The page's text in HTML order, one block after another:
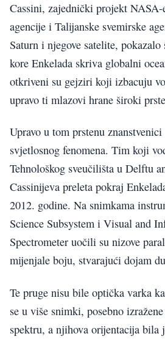
Cassini, zajednički projekt NASA-
agencije i Talijanske svemirske
Saturn i njegove satelite, pokazalo
kore Enkelada skriva globalni
otkriveni su gejziri koji izbacuju
upravo ti mlazovi hrane široki
Upravo u tom prstenu
svjetlosnog fenomena. Tim koji
Tehnološkog sveučilišta u Delftu
Cassinijeva preleta pokraj
2012. godine. Na snimkama
Science Subsystem i Visual and
Spectrometer uočili su nizove
mijenjale boju, stvarajući dojam
Te pruge nisu bile optička varka
se u više snimki, posebno
spektru, a njihova orijentacija bila